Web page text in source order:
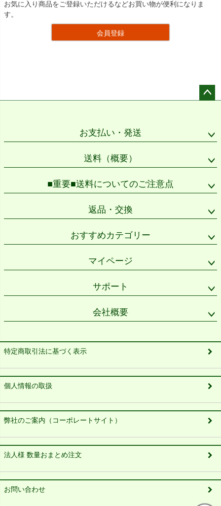
お気に入り商品をご登録いただけるなどお買い物が便利になりま
す。
会員登録
お支払い・発送
送料（概要）
■重要■送料についてのご注意点
返品・交換
おすすめカテゴリー
マイページ
サポート
会社概要
特定商取引法に基づく表示
個人情報の取扱
弊社のご案内（コーポレートサイト）
法人様 数量おまとめ注文
お問い合わせ